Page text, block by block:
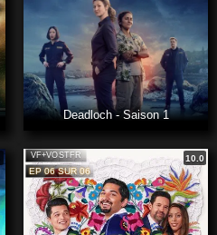
Deadloch - Saison 1
VF+VOSTFR
10.0
EP 06 SUR 06